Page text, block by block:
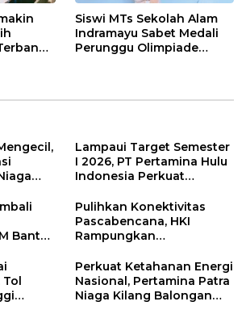
Siswi MTs Sekolah Alam
Indramayu Sabet Medali
Perunggu Olimpiade
2060
Lampaui Target Semester
I 2026, PT Pertamina Hulu
Indonesia Perkuat
Nasional Lewat Inovasi &
Keselamatan Kerja
Bantai
Pulihkan Konektivitas
Pascabencana, HKI
Rampungkan
Lembah Anai dan Malalak
Tol
Perkuat Ketahanan Energi
Nasional, Pertamina Patra
Niaga Kilang Balongan